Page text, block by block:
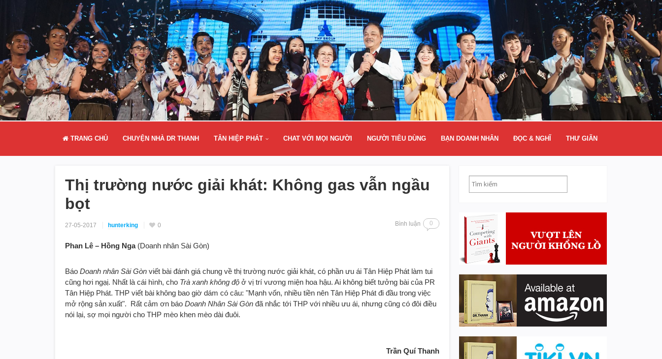
TRANG CHỦ CHUYỆN NHÀ DR THANH TÂN HIỆP PHÁT CHAT VỚI MỌI NGƯỜI NGƯỜI TIÊU DÙNG BẠN DOANH NHÂN ĐỌC & NGHĨ THƯ GIÃN
Thị trường nước giải khát: Không gas vẫn ngầu
bọt
27-05-2017 hunterking 0 Bình luận 0
Phan Lê – Hồng Nga(Doanh nhân Sài Gòn)
Báo Doanh nhân Sài Gòn viết bài đánh giá chung về thị trường nước giải khát, có phần ưu ái Tân Hiệp Phát làm tui
cũng hơi ngạị. Nhất là cái hình, cho Trà xanh không độ ở vị trí vương miện hoa hậu. Ai không biết tưởng bài của PR
Tân Hiệp Phát. THP viết bài không bao giờ dám có câu: "Mạnh vốn, nhiều tiền nên Tân Hiệp Phát đi đầu trong việc
mở rộng sản xuất". Rất cảm ơn báo Doanh Nhân Sài Gòn đã nhắc tới THP với nhiều ưu ái, nhưng cũng có đôi điều
nói lại, sợ mọi người cho THP mèo khen mèo dài đuôi.
Trần Quí Thanh